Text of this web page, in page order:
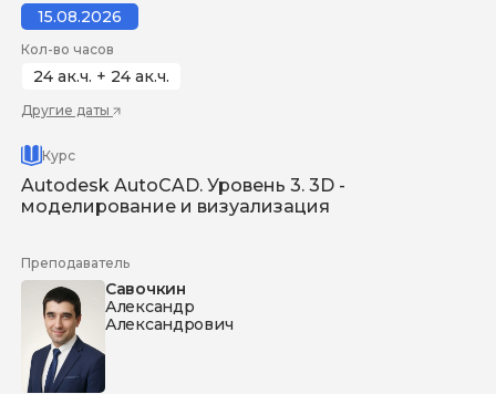
15.08.2026
Кол-во часов
24 ак.ч. + 24 ак.ч.
Другие даты
Курс
Autodesk AutoCAD. Уровень 3. 3D -
моделирование и визуализация
Преподаватель
Савочкин
Александр
Александрович